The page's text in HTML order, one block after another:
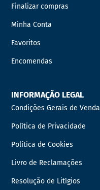
Finalizar compras
Minha Conta
Favoritos
Encomendas
INFORMAÇÃO LEGAL
Condições Gerais de Venda
Política de Privacidade
Política de Cookies
Livro de Reclamações
Resolução de Litígios